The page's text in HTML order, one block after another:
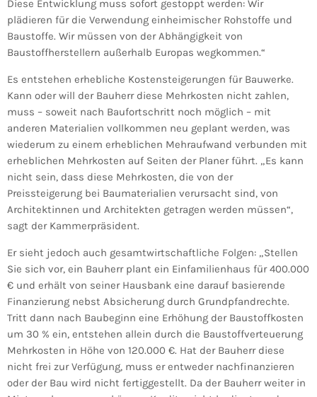
Diese Entwicklung muss sofort gestoppt werden: Wir
plädieren für die Verwendung einheimischer Rohstoffe und
Baustoffe. Wir müssen von der Abhängigkeit von
Baustoffherstellern außerhalb Europas wegkommen.“
Es entstehen erhebliche Kostensteigerungen für Bauwerke.
Kann oder will der Bauherr diese Mehrkosten nicht zahlen,
muss – soweit nach Baufortschritt noch möglich – mit
anderen Materialien vollkommen neu geplant werden, was
wiederum zu einem erheblichen Mehraufwand verbunden mit
erheblichen Mehrkosten auf Seiten der Planer führt. „Es kann
nicht sein, dass diese Mehrkosten, die von der
Preissteigerung bei Baumaterialien verursacht sind, von
Architektinnen und Architekten getragen werden müssen“,
sagt der Kammerpräsident.
Er sieht jedoch auch gesamtwirtschaftliche Folgen: „Stellen
Sie sich vor, ein Bauherr plant ein Einfamilienhaus für 400.000
€ und erhält von seiner Hausbank eine darauf basierende
Finanzierung nebst Absicherung durch Grundpfandrechte.
Tritt dann nach Baubeginn eine Erhöhung der Baustoffkosten
um 30 % ein, entstehen allein durch die Baustoffverteuerung
Mehrkosten in Höhe von 120.000 €. Hat der Bauherr diese
nicht frei zur Verfügung, muss er entweder nachfinanzieren
oder der Bau wird nicht fertiggestellt. Da der Bauherr weiter in